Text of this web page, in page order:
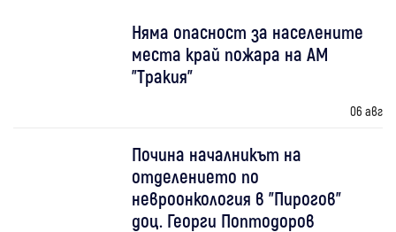
Няма опасност за населените
места край пожара на АМ
"Тракия"
06 авг
Почина началникът на
отделението по
невроонкология в "Пирогов"
доц. Георги Поптодоров